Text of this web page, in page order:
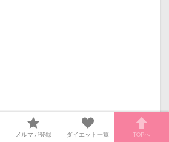
メルマガ登録 ダイエット一覧 TOPへ